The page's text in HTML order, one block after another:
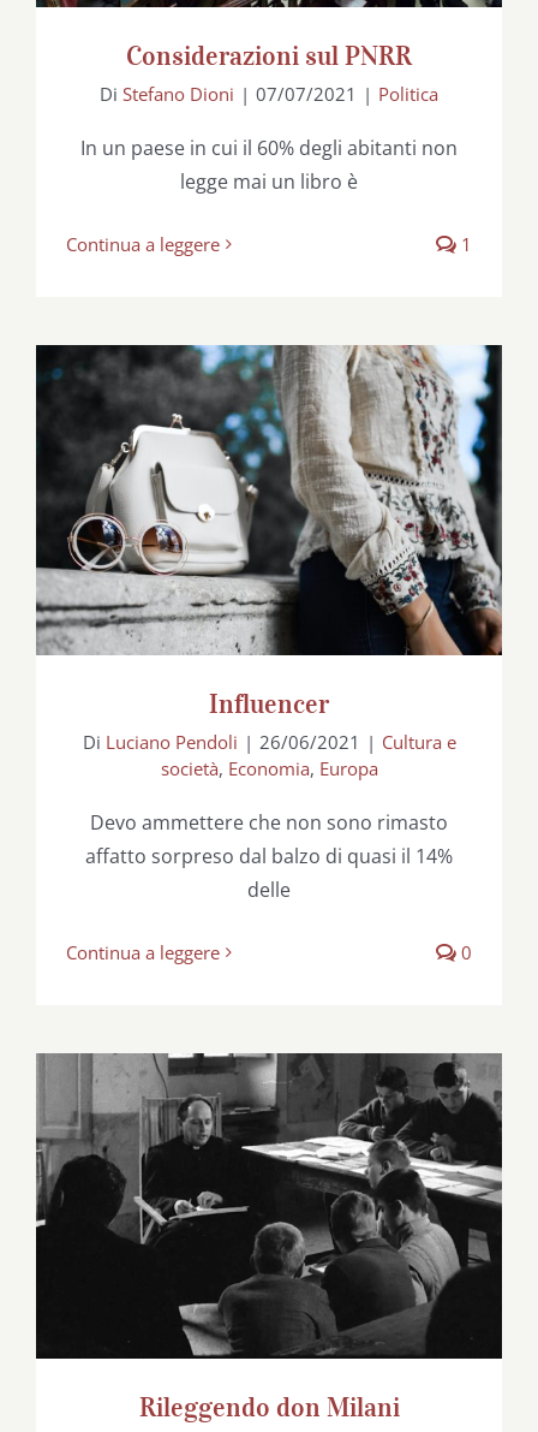
Considerazioni sul PNRR
Di Stefano Dioni | 07/07/2021 | Politica
In un paese in cui il 60% degli abitanti non
legge mai un libro è
Continua a leggere 1
Influencer
Influencer
Di Luciano Pendoli | 26/06/2021 | Cultura e
società, Economia, Europa
Devo ammettere che non sono rimasto
affatto sorpreso dal balzo di quasi il 14%
delle
Continua a leggere 0
Rileggendo don Milani
Rileggendo don Milani